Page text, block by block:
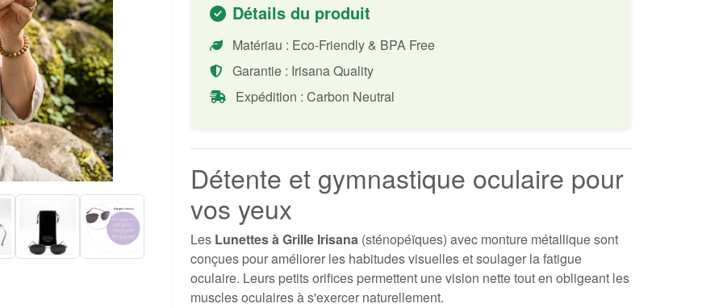
Détails du produit
Matériau : Eco-Friendly & BPA Free
Garantie : Irisana Quality
Expédition : Carbon Neutral
Détente et gymnastique oculaire pour
vos yeux
Les Lunettes à Grille Irisana (sténopéïques) avec monture métallique sont
conçues pour améliorer les habitudes visuelles et soulager la fatigue
oculaire. Leurs petits orifices permettent une vision nette tout en obligeant les
muscles oculaires à s'exercer naturellement.